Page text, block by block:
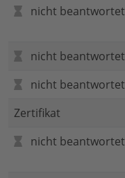
nicht beantwortet
nicht beantwortet
nicht beantwortet
Zertifikat
nicht beantwortet